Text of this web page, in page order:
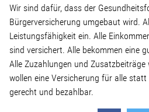
Termine
Wir sind dafür, dass der
Bürgerversicherung umgebaut wird.
Leistungsfähigkeit ein. Alle
sind versichert. Alle bekommen eine
Alle Zuzahlungen und
wollen eine Versicherung für alle
gerecht und bezahlbar.